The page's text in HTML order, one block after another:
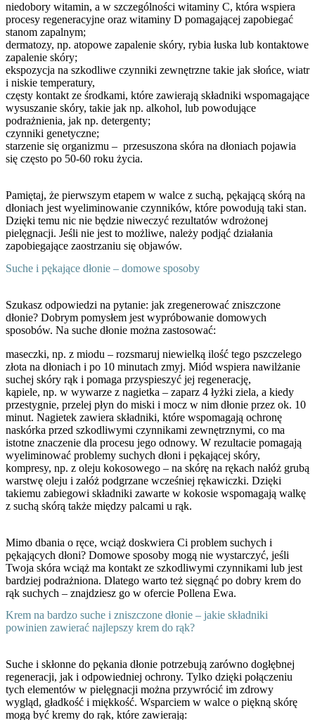
niedobory witamin, a w szczególności witaminy C, która wspiera
procesy regeneracyjne oraz witaminy D pomagającej zapobiegać
stanom zapalnym;
dermatozy, np. atopowe zapalenie skóry, rybia łuska lub kontaktowe
zapalenie skóry;
ekspozycja na szkodliwe czynniki zewnętrzne takie jak słońce, wiatr
i niskie temperatury,
częsty kontakt ze środkami, które zawierają składniki wspomagające
wysuszanie skóry, takie jak np. alkohol, lub powodujące
podrażnienia, jak np. detergenty;
czynniki genetyczne;
starzenie się organizmu – przesuszona skóra na dłoniach pojawia
się często po 50-60 roku życia.
Pamiętaj, że pierwszym etapem w walce z suchą, pękającą skórą na
dłoniach jest wyeliminowanie czynników, które powodują taki stan.
Dzięki temu nic nie będzie niweczyć rezultatów wdrożonej
pielęgnacji. Jeśli nie jest to możliwe, należy podjąć działania
zapobiegające zaostrzaniu się objawów.
Suche i pękające dłonie – domowe sposoby
Szukasz odpowiedzi na pytanie: jak zregenerować zniszczone
dłonie? Dobrym pomysłem jest wypróbowanie domowych
sposobów. Na suche dłonie można zastosować:
maseczki, np. z miodu – rozsmaruj niewielką ilość tego pszczelego
złota na dłoniach i po 10 minutach zmyj. Miód wspiera nawilżanie
suchej skóry rąk i pomaga przyspieszyć jej regenerację,
kąpiele, np. w wywarze z nagietka – zaparz 4 łyżki ziela, a kiedy
przestygnie, przelej płyn do miski i mocz w nim dłonie przez ok. 10
minut. Nagietek zawiera składniki, które wspomagają ochronę
naskórka przed szkodliwymi czynnikami zewnętrznymi, co ma
istotne znaczenie dla procesu jego odnowy. W rezultacie pomagają
wyeliminować problemy suchych dłoni i pękającej skóry,
kompresy, np. z oleju kokosowego – na skórę na rękach nałóż grubą
warstwę oleju i załóż podgrzane wcześniej rękawiczki. Dzięki
takiemu zabiegowi składniki zawarte w kokosie wspomagają walkę
z suchą skórą także między palcami u rąk.
Mimo dbania o ręce, wciąż doskwiera Ci problem suchych i
pękających dłoni? Domowe sposoby mogą nie wystarczyć, jeśli
Twoja skóra wciąż ma kontakt ze szkodliwymi czynnikami lub jest
bardziej podrażniona. Dlatego warto też sięgnąć po dobry krem do
rąk suchych – znajdziesz go w ofercie Pollena Ewa.
Krem na bardzo suche i zniszczone dłonie – jakie składniki
powinien zawierać najlepszy krem do rąk?
Suche i skłonne do pękania dłonie potrzebują zarówno dogłębnej
regeneracji, jak i odpowiedniej ochrony. Tylko dzięki połączeniu
tych elementów w pielęgnacji można przywrócić im zdrowy
wygląd, gładkość i miękkość. Wsparciem w walce o piękną skórę
mogą być kremy do rąk, które zawierają: